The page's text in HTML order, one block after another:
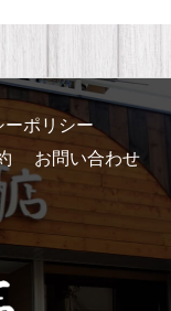
ーポリシー
お問い合わせ